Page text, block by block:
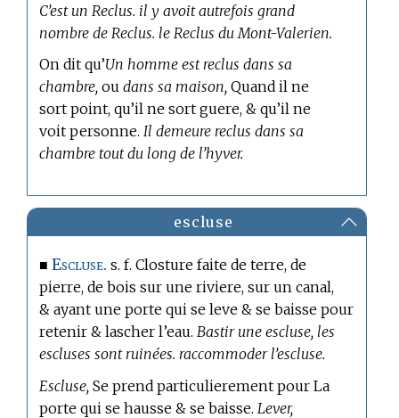
C’est un Reclus. il y avoit autrefois grand
nombre de Reclus. le Reclus du Mont-Valerien.
On dit qu’Un homme est reclus dans sa
chambre, oudans sa maison, Quand il ne
sort point, qu’il ne sort guere, & qu’il ne
voit personne.Il demeure reclus dans sa
chambre tout du long de l’hyver.
escluse
■Escluse. s. f. Closture faite de terre, de
pierre, de bois sur une riviere, sur un canal,
& ayant une porte qui se leve & se baisse pour
retenir & lascher l’eau. Bastir une escluse, les
escluses sont ruinées. raccommoder l’escluse.
Escluse, Se prend particulierement pour La
porte qui se hausse & se baisse. Lever,